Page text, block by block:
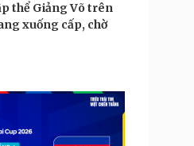
thể Giảng Võ trên
xuống cấp, chờ